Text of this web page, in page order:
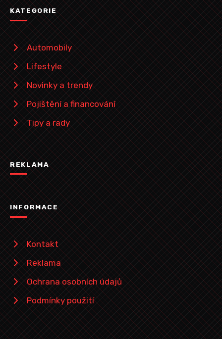
KATEGORIE
Automobily
Lifestyle
Novinky a trendy
Pojištění a financování
Tipy a rady
REKLAMA
INFORMACE
Kontakt
Reklama
Ochrana osobních údajů
Podmínky použití